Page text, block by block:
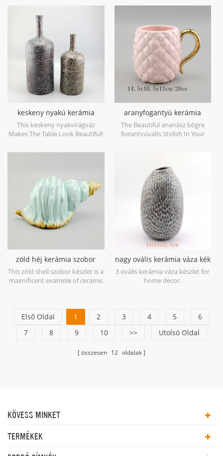
home decorative objects. Can be
sold individually.
és esküvői dekoratív tárgyak
értékesíthető.
keskeny nyakú kerámia
vintage váza
This keskeny nyakvirágváz
Makes The Table Look Beautiful!
aranyfogantyú kerámia
ananász bögre
The Beautiful ananász bögre
fogantyúvalIs Stylish In Your
zöld héj kerámia szobor
készlet
This zöld shell szobor készlet is a
magnificent example of ceramic
nagy ovális kerámia váza kék
antik
3 ovális kerámia váza készlet for
home decor.
Első Oldal 1 2 3 4 5
6
7
8 9 10 >> Utolsó Oldal
összesen 12 oldalak
KÖVESS MINKET
TERMÉKEK